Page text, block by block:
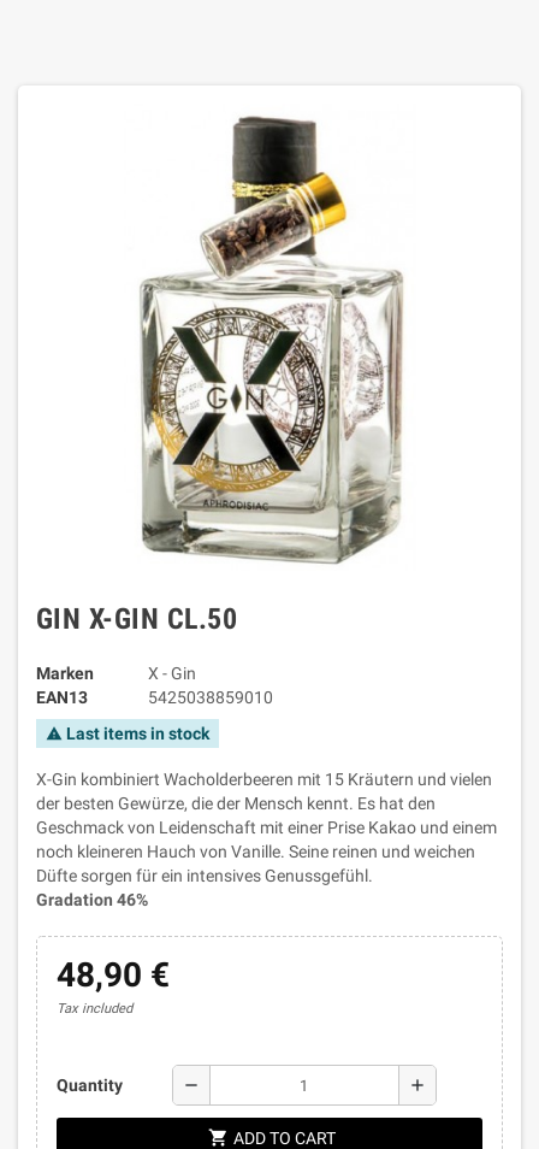
GIN X-GIN CL.50
Marken
X - Gin
EAN13
5425038859010
warning Last items in stock
X-Gin kombiniert Wacholderbeeren mit 15 Kräutern und vielen
der besten Gewürze, die der Mensch kennt. Es hat den
Geschmack von Leidenschaft mit einer Prise Kakao und einem
noch kleineren Hauch von Vanille. Seine reinen und weichen
Düfte sorgen für ein intensives Genussgefühl.
Gradation 46%
48,90 €
Tax included
Quantity remove add
shopping_cart ADD TO CART